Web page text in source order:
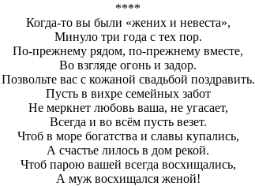
****
Когда-то вы были «жених и невеста»,
Минуло три года с тех пор.
По-прежнему рядом, по-прежнему вместе,
Во взгляде огонь и задор.
Позвольте вас с кожаной свадьбой поздравить.
Пусть в вихре семейных забот
Не меркнет любовь ваша, не угасает,
Всегда и во всём пусть везет.
Чтоб в море богатства и славы купались,
А счастье лилось в дом рекой.
Чтоб парою вашей всегда восхищались,
А муж восхищался женой!